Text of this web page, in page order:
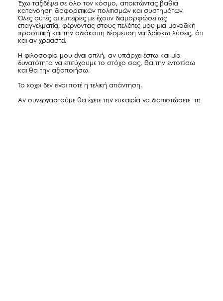
Έχω ταξιδέψει σε όλο τον κόσμο, αποκτώντας βαθιά
κατανόηση διαφορετικών πολιτισμών και συστημάτων.
Όλες αυτές οι εμπειρίες με έχουν διαμορφώσει ως
επαγγελματία, φέρνοντας στους πελάτες μου μια μοναδική
προοπτική και την αδιάκοπη δέσμευση να βρίσκω λύσεις, ότι
και αν χρειαστεί.
Η φιλοσοφία μου είναι απλή, αν υπάρχει έστω και μία
δυνατότητα να επιτύχουμε το στόχο σας, θα την εντοπίσω
και θα την αξιοποιήσω.
Το «όχι» δεν είναι ποτέ η τελική απάντηση.
Αν συνεργαστούμε θα έχετε την ευκαιρία να διαπιστώσετε τη